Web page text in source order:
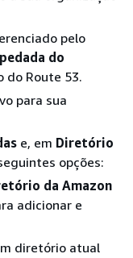
pelo
do
do Route 53.
para sua
e, em Diretório
opções:
da Amazon
adicionar e
diretório atual